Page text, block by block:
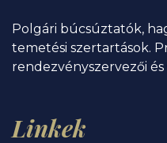
Polgári búcsúztatók,
temetési szertartások.
rendezvényszervezői
Linkek